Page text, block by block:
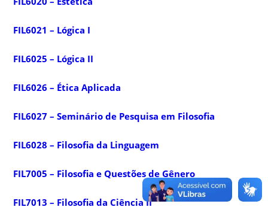
FIL6021 – Lógica I
FIL6025 – Lógica II
FIL6026 – Ética Aplicada
FIL6027 – Seminário de Pesquisa em Filosofia
FIL6028 – Filosofia da Linguagem
FIL7005 – Filosofia e Questões de Gênero
FIL7013 – Filosofia da Ciência II